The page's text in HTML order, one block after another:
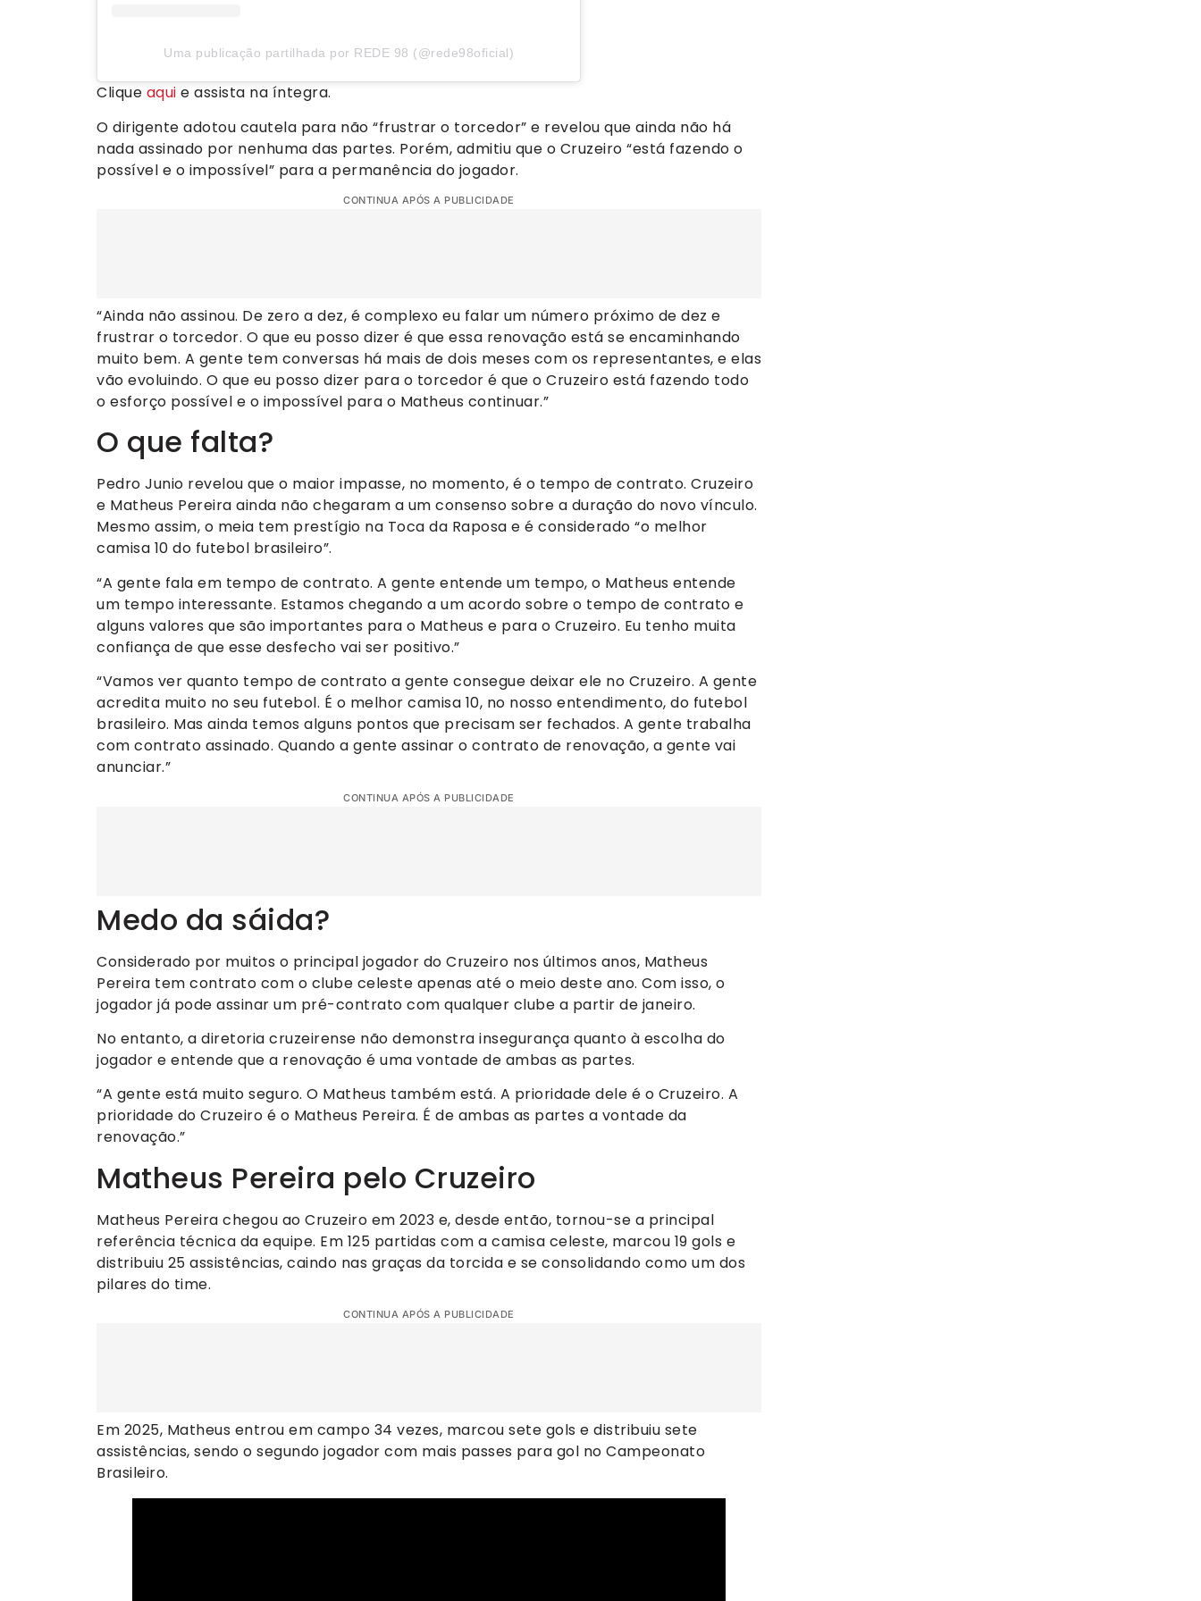
Uma publicação partilhada por REDE 98 (@rede98oficial)
Clique aqui e assista na íntegra.
O dirigente adotou cautela para não “frustrar o torcedor” e revelou que ainda não há
nada assinado por nenhuma das partes. Porém, admitiu que o Cruzeiro “está fazendo o
possível e o impossível” para a permanência do jogador.
CONTINUA APÓS A PUBLICIDADE
“Ainda não assinou. De zero a dez, é complexo eu falar um número próximo de dez e
frustrar o torcedor. O que eu posso dizer é que essa renovação está se encaminhando
muito bem. A gente tem conversas há mais de dois meses com os representantes, e elas
vão evoluindo. O que eu posso dizer para o torcedor é que o Cruzeiro está fazendo todo
o esforço possível e o impossível para o Matheus continuar.”
O que falta?
Pedro Junio revelou que o maior impasse, no momento, é o tempo de contrato. Cruzeiro
e Matheus Pereira ainda não chegaram a um consenso sobre a duração do novo vínculo.
Mesmo assim, o meia tem prestígio na Toca da Raposa e é considerado “o melhor
camisa 10 do futebol brasileiro”.
“A gente fala em tempo de contrato. A gente entende um tempo, o Matheus entende
um tempo interessante. Estamos chegando a um acordo sobre o tempo de contrato e
alguns valores que são importantes para o Matheus e para o Cruzeiro. Eu tenho muita
confiança de que esse desfecho vai ser positivo.”
“Vamos ver quanto tempo de contrato a gente consegue deixar ele no Cruzeiro. A gente
acredita muito no seu futebol. É o melhor camisa 10, no nosso entendimento, do futebol
brasileiro. Mas ainda temos alguns pontos que precisam ser fechados. A gente trabalha
com contrato assinado. Quando a gente assinar o contrato de renovação, a gente vai
anunciar.”
CONTINUA APÓS A PUBLICIDADE
Medo da sáida?
Considerado por muitos o principal jogador do Cruzeiro nos últimos anos, Matheus
Pereira tem contrato com o clube celeste apenas até o meio deste ano. Com isso, o
jogador já pode assinar um pré-contrato com qualquer clube a partir de janeiro.
No entanto, a diretoria cruzeirense não demonstra insegurança quanto à escolha do
jogador e entende que a renovação é uma vontade de ambas as partes.
“A gente está muito seguro. O Matheus também está. A prioridade dele é o Cruzeiro. A
prioridade do Cruzeiro é o Matheus Pereira. É de ambas as partes a vontade da
renovação.”
Matheus Pereira pelo Cruzeiro
Matheus Pereira chegou ao Cruzeiro em 2023 e, desde então, tornou-se a principal
referência técnica da equipe. Em 125 partidas com a camisa celeste, marcou 19 gols e
distribuiu 25 assistências, caindo nas graças da torcida e se consolidando como um dos
pilares do time.
CONTINUA APÓS A PUBLICIDADE
Em 2025, Matheus entrou em campo 34 vezes, marcou sete gols e distribuiu sete
assistências, sendo o segundo jogador com mais passes para gol no Campeonato
Brasileiro.